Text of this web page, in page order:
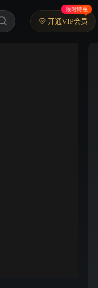
开通VIP会员
限时特惠